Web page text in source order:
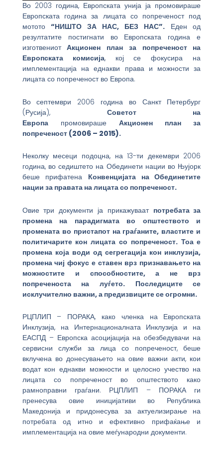
Во 2003 година, Европската унија ја промовираше
Европската година за лицата со попреченост под
мотото“НИШТО ЗА НАС, БЕЗ НАС”.Еден од
резултатите постигнати во Европската година е
изготвениотАкционен план за попреченост на
Европската комисија, кој се фокусира на
имплементација на еднакви права и можности за
лицата со попреченост во Европа.
Во септември 2006 година во Санкт Петербург
(Русија), Советот на
Европапромовираше Акционен план за
попреченост (2006 – 2015).
Неколку месеци подоцна, на 13-ти декември 2006
година, во седиштето на Обединети нации во Њујорк
беше прифатена Конвенцијата на Обединетите
нации за правата на лицата со попреченост.
Овие три документи ја прикажуваат потребата за
промена на парадигмата во општеството и
промената во пристапот на граѓаните, властите и
политичарите кон лицата со попреченост. Тоа е
промена која води од сегрегација кон инклузија,
промена чиј фокус е ставен врз признавањето на
можностите и способностите, а не врз
попреченоста на луѓето. Последиците се
исклучително важни, а предизвиците се огромни.
РЦПЛИП – ПОРАКА, како членка на Европската
Инклузија, на Интернационалната Инклузија и на
ЕАСПД – Европска асоцијација на обезбедувачи на
сервисни служби за лица со попреченост, беше
вклучена во донесувањето на овие важни акти, кои
водат кон еднакви можности и целосно учество на
лицата со попреченост во општеството како
рамноправни граѓани. РЦПЛИП – ПОРАКА ги
пренесува овие иницијативи во Република
Македонија и придонесува за актуелизирање на
потребата од итно и ефективно прифаќање и
имплементација на овие меѓународни документи.